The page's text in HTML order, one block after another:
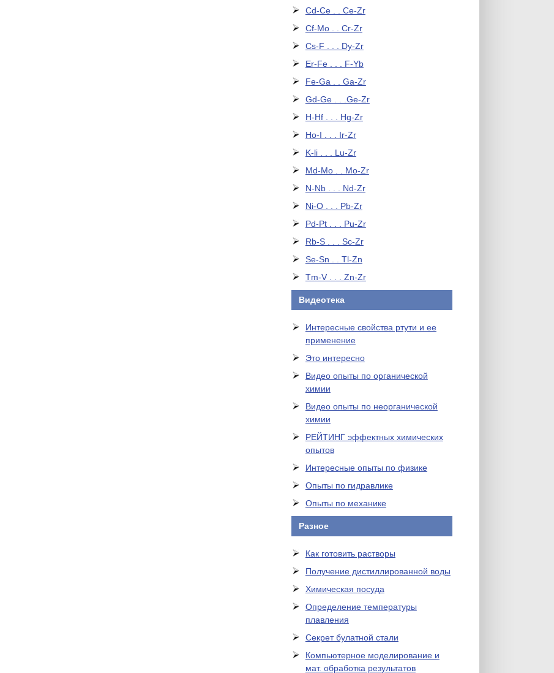
Cd-Ce . . Ce-Zr
Cf-Mo . . Cr-Zr
Cs-F . . . Dy-Zr
Er-Fe . . . F-Yb
Fe-Ga . . Ga-Zr
Gd-Ge . . .Ge-Zr
H-Hf . . . Hg-Zr
Ho-I . . . Ir-Zr
K-li . . . Lu-Zr
Md-Mo . . Mo-Zr
N-Nb . . . Nd-Zr
Ni-O . . . Pb-Zr
Pd-Pt . . . Pu-Zr
Rb-S . . . Sc-Zr
Se-Sn . . Tl-Zn
Tm-V . . . Zn-Zr
Видеотека
Интересные свойства ртути и ее
применение
Это интересно
Видео опыты по органической
химии
Видео опыты по неорганической
химии
РЕЙТИНГ эффектных химических
опытов
Интересные опыты по физике
Опыты по гидравлике
Опыты по механике
Разное
Как готовить растворы
Получение дистиллированной воды
Химическая посуда
Определение температуры
плавления
Секрет булатной стали
Компьютерное моделирование и
мат. обработка результатов